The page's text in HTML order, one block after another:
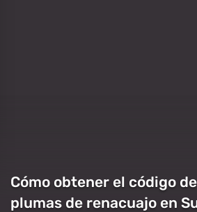
Cómo obtener el código
plumas de renacuajo en